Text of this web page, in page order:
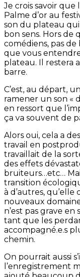
Je crois savoir que
Palme d’or au
son du plateau
bon sens. Hors de
comédiens, pas
que vous
plateau. Il restera
barre.
C’est, au départ,
ramener un son «
en ressort que
ça va souvent de
Alors oui, cela a
travail en
travaillait de la
des effets
bruiteurs…etc…
transition
à d’autres, qu’elle
nouveaux
n’est pas grave
tant que les
accompagné.e.s
chemin.
On pourrait aussi
l’enregistrement